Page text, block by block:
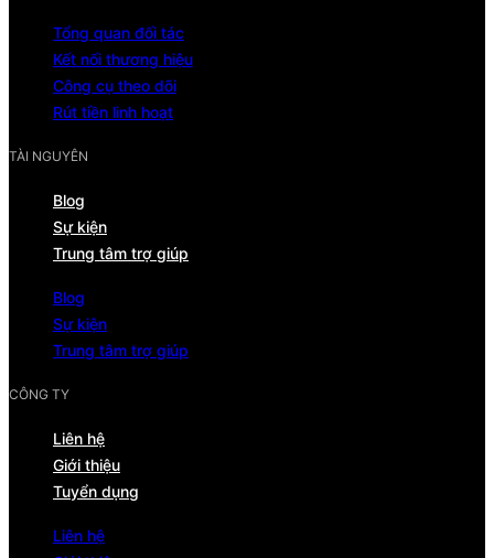
Tổng quan đối tác
Kết nối thương hiệu
Công cụ theo dõi
Rút tiền linh hoạt
TÀI NGUYÊN
Blog
Sự kiện
Trung tâm trợ giúp
Blog
Sự kiện
Trung tâm trợ giúp
CÔNG TY
Liên hệ
Giới thiệu
Tuyển dụng
Liên hệ